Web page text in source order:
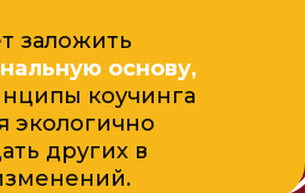
заложить
основу,
коучинга
экологично
других в